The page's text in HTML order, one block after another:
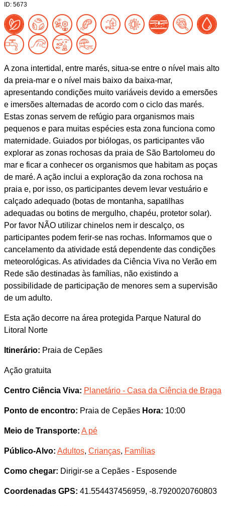
ID: 5673
A zona intertidal, entre marés, situa-se entre o nível mais alto
da preia-mar e o nível mais baixo da baixa-mar,
apresentando condições muito variáveis devido a emersões
e imersões alternadas de acordo com o ciclo das marés.
Estas zonas servem de refúgio para organismos mais
pequenos e para muitas espécies esta zona funciona como
maternidade. Guiados por biólogas, os participantes vão
explorar as zonas rochosas da praia de São Bartolomeu do
mar e ficar a conhecer os organismos que habitam as poças
de maré. A ação inclui a exploração da zona rochosa na
praia e, por isso, os participantes devem levar vestuário e
calçado adequado (botas de montanha, sapatilhas
adequadas ou botins de mergulho, chapéu, protetor solar).
Por favor NÃO utilizar chinelos nem ir descalço, os
participantes podem ferir-se nas rochas. Informamos que o
cancelamento da atividade está dependente das condições
meteorológicas. As atividades da Ciência Viva no Verão em
Rede são destinadas às famílias, não existindo a
possibilidade de participação de menores sem a supervisão
de um adulto.
Esta ação decorre na área protegida Parque Natural do
Litoral Norte
Itinerário: Praia de Cepães
Ação gratuita
Centro Ciência Viva: Planetário - Casa da Ciência de Braga
Ponto de encontro: Praia de Cepães Hora: 10:00
Meio de Transporte: A pé
Público-Alvo: Adultos, Crianças, Famílias
Como chegar: Dirigir-se a Cepães - Esposende
Coordenadas GPS: 41.554437456959, -8.7920020760803